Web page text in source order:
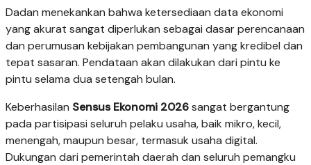
Dadan menekankan bahwa ketersediaan data ekonomi
yang akurat sangat diperlukan sebagai dasar perencanaan
dan perumusan kebijakan pembangunan yang kredibel dan
tepat sasaran. Pendataan akan dilakukan dari pintu ke
pintu selama dua setengah bulan.
Keberhasilan Sensus Ekonomi 2026sangat bergantung
pada partisipasi seluruh pelaku usaha, baik mikro, kecil,
menengah, maupun besar, termasuk usaha digital.
Dukungan dari pemerintah daerah dan seluruh pemangku